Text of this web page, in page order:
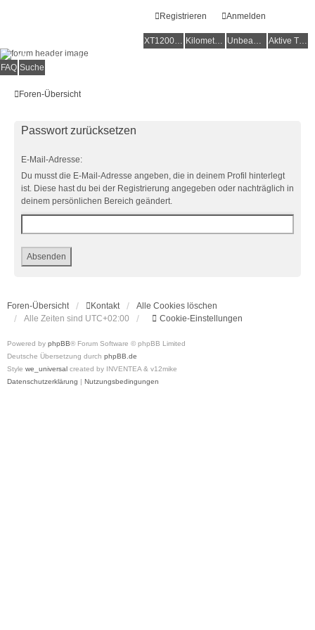
Anmelden
Registrieren
XT1200Z-Wiki Kilometerstatistik Unbeantwortete Themen Aktive Themen
Alles rund um die Yamaha XT1200Z Super Ténéré
FAQ Suche
Foren-Übersicht
Passwort zurücksetzen
E-Mail-Adresse:
Du musst die E-Mail-Adresse angeben, die in deinem Profil hinterlegt
ist. Diese hast du bei der Registrierung angegeben oder nachträglich in
deinem persönlichen Bereich geändert.
Foren-Übersicht Kontakt
Alle Cookies löschen
Alle Zeiten sind UTC+02:00 Cookie-Einstellungen
Powered by phpBB® Forum Software © phpBB Limited
Deutsche Übersetzung durch phpBB.de
Style we_universal created by INVENTEA & v12mike
Datenschutzerklärung | Nutzungsbedingungen